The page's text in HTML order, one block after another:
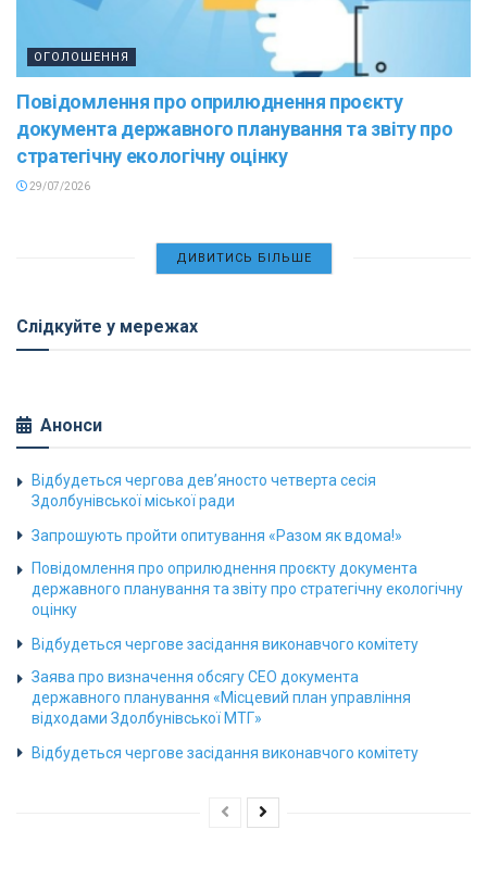
ОГОЛОШЕННЯ
Повідомлення про оприлюднення проєкту
документа державного планування та звіту про
стратегічну екологічну оцінку
29/07/2026
ДИВИТИСЬ БІЛЬШЕ
Слідкуйте у мережах
Анонси
Відбудеться чергова дев’яносто четверта сесія
Здолбунівської міської ради
Запрошують пройти опитування «Разом як вдома!»
Повідомлення про оприлюднення проєкту документа
державного планування та звіту про стратегічну екологічну
оцінку
Відбудеться чергове засідання виконавчого комітету
Заява про визначення обсягу СЕО документа
державного планування «Місцевий план управління
відходами Здолбунівської МТГ»
Відбудеться чергове засідання виконавчого комітету